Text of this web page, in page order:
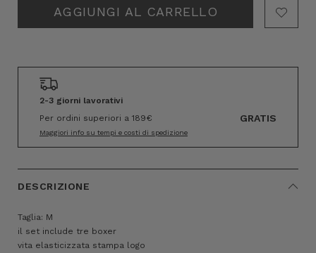
2-3 giorni lavorativi
Per ordini superiori a 189€
GRATIS
Maggiori info su tempi e costi di spedizione
DESCRIZIONE
Taglia: M
il set include tre boxer
vita elasticizzata stampa logo